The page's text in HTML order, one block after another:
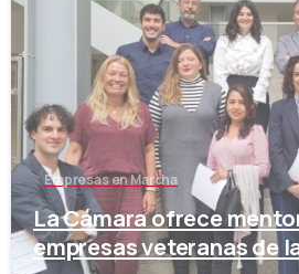
Empresas en Marcha
La Cámara ofrece
empresas veteranas de